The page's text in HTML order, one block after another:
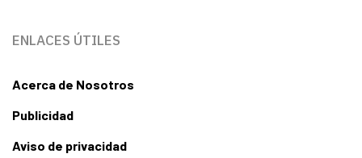
ENLACES ÚTILES
Acerca de Nosotros
Publicidad
Aviso de privacidad